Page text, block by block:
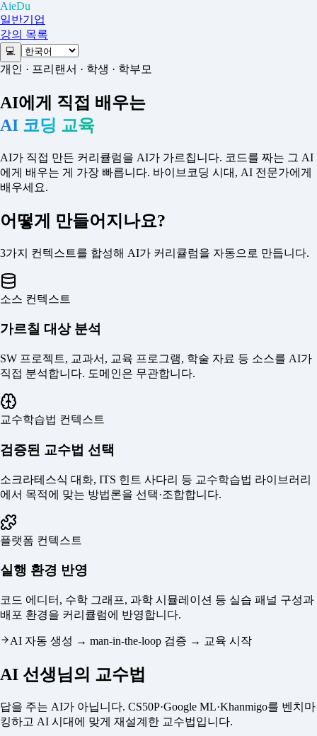
AieDu
일반기업
강의 목록
💻
개인 · 프리랜서 · 학생 · 학부모
AI에게 직접 배우는
AI 코딩 교육
AI가 직접 만든 커리큘럼을 AI가 가르칩니다. 코드를 짜는 그 AI
에게 배우는 게 가장 빠릅니다. 바이브코딩 시대, AI 전문가에게
배우세요.
어떻게 만들어지나요?
3가지 컨텍스트를 합성해 AI가 커리큘럼을 자동으로 만듭니다.
소스 컨텍스트
가르칠 대상 분석
SW 프로젝트, 교과서, 교육 프로그램, 학술 자료 등 소스를 AI가
직접 분석합니다. 도메인은 무관합니다.
교수학습법 컨텍스트
검증된 교수법 선택
소크라테스식 대화, ITS 힌트 사다리 등 교수학습법 라이브러리
에서 목적에 맞는 방법론을 선택·조합합니다.
플랫폼 컨텍스트
실행 환경 반영
코드 에디터, 수학 그래프, 과학 시뮬레이션 등 실습 패널 구성과
배포 환경을 커리큘럼에 반영합니다.
AI 자동 생성 → man-in-the-loop 검증 → 교육 시작
AI 선생님의 교수법
답을 주는 AI가 아닙니다. CS50P·Google ML·Khanmigo를 벤치마
킹하고 AI 시대에 맞게 재설계한 교수법입니다.